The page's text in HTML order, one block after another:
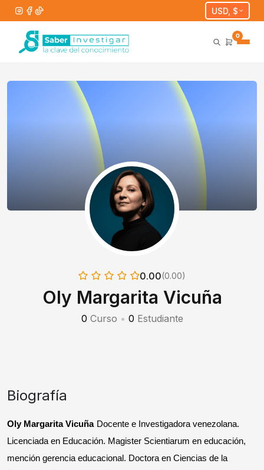
USD, $
0
0.00(0.00)
Oly Margarita Vicuña
0 Curso • 0 Estudiante
Biografía
Oly Margarita Vicuña Docente e Investigadora venezolana.
Licenciada en Educación. Magister Scientiarum en educación,
mención gerencia educacional. Doctora en Ciencias de la